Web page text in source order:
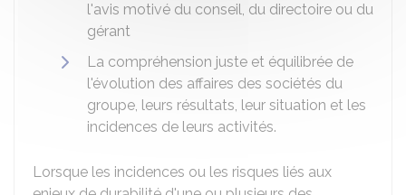
l'avis motivé du conseil, du directoire ou du
gérant
La compréhension juste et équilibrée de
l'évolution des affaires des sociétés du
groupe, leurs résultats, leur situation et les
incidences de leurs activités.
Lorsque les incidences ou les risques liés aux